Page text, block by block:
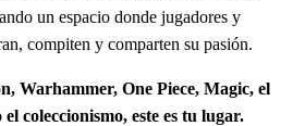
un espacio donde jugadores y
compiten y comparten su pasión.
Warhammer, One Piece, Magic, el
coleccionismo, este es tu lugar.